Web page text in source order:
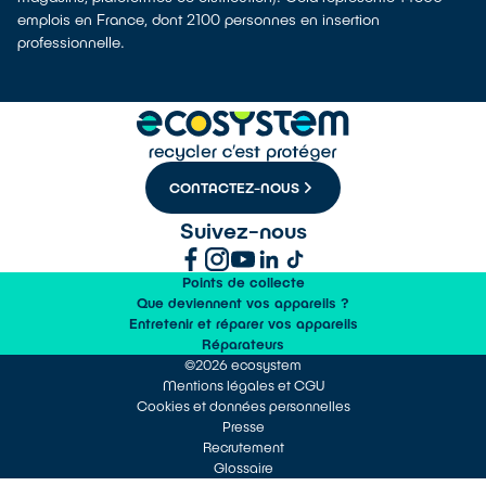
emplois en France, dont 2100 personnes en insertion
professionnelle.
CONTACTEZ-NOUS
Suivez-nous
Points de collecte
Que deviennent vos appareils ?
Entretenir et réparer vos appareils
Réparateurs
©2026 ecosystem
Mentions légales et CGU
Cookies et données personnelles
Presse
Recrutement
Glossaire